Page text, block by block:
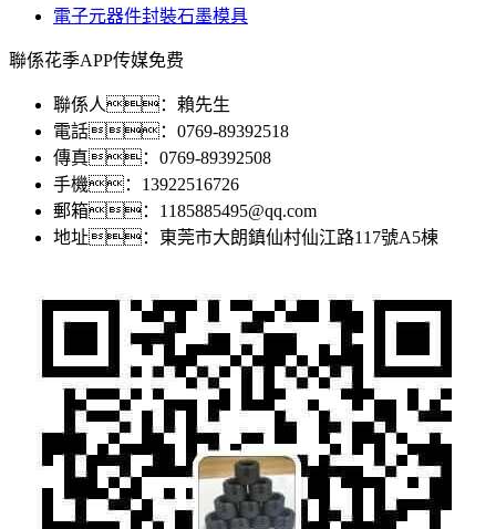
電子元器件封裝石墨模具
聯係花季APP传媒免费
聯係人：賴先生
電話：0769-89392518
傳真：0769-89392508
手機：13922516726
郵箱：1185885495@qq.com
地址：東莞市大朗鎮仙村仙江路117號A5棟